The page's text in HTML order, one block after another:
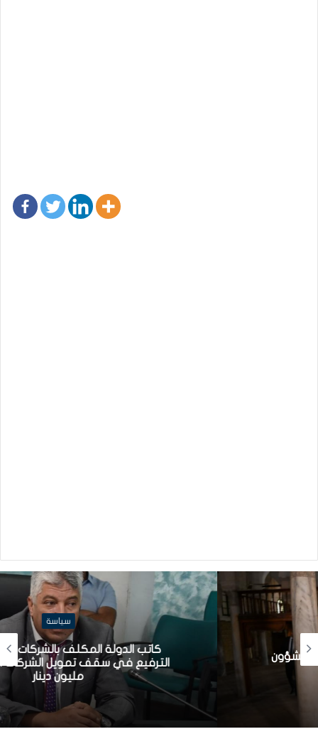
سياسة
كاتب الدولة المكلف بالشركات الاهلية: قريبا
الترفيع في سقف تمويل الشركات الأهلية إلى
مليون دينار